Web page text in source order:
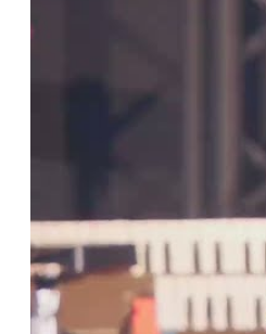
10/24(土)開催「ナ
ン歌謡祭」出演決定！
7/18(土)TBS「音楽
2026年8月～11月開
30th」10/19(月)兵
07.03
「DA PUMP KIMI